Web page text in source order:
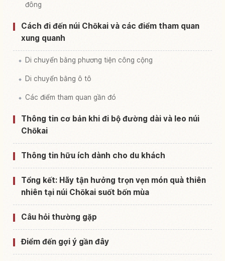
đông
Cách đi đến núi Chōkai và các điểm tham quan
xung quanh
Di chuyển bằng phương tiện công cộng
Di chuyển bằng ô tô
Các điểm tham quan gần đó
Thông tin cơ bản khi đi bộ đường dài và leo núi
Chōkai
Thông tin hữu ích dành cho du khách
Tổng kết: Hãy tận hưởng trọn vẹn món quà thiên
nhiên tại núi Chōkai suốt bốn mùa
Câu hỏi thường gặp
Điểm đến gợi ý gần đây